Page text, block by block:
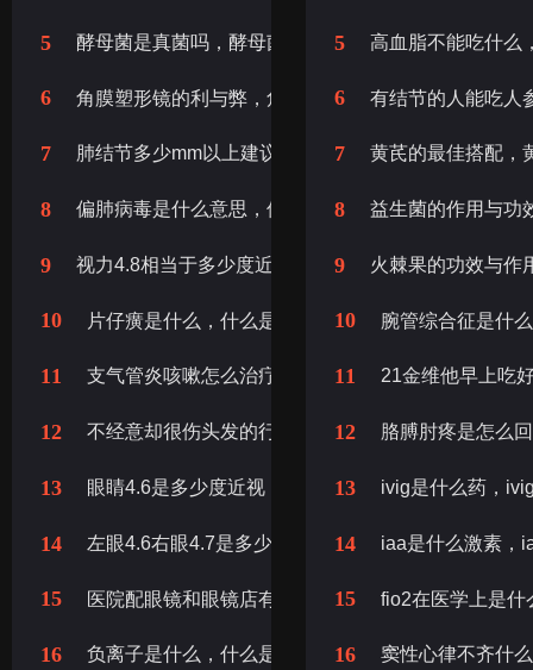
5 酵母菌是真菌吗，酵母菌属于真菌吗
6 角膜塑形镜的利与弊，角膜塑形镜的危害
7 肺结节多少mm以上建议手术，肺部结节多少mm以上
8 偏肺病毒是什么意思，偏肺病毒是什么症状
9 视力4.8相当于多少度近视，4.8的视力相当于近视多少
10 片仔癀是什么，什么是片仔癀
11 支气管炎咳嗽怎么治疗才能除根，支气管炎怎么治好
12 不经意却很伤头发的行为，不经意伤头发的行为
13 眼睛4.6是多少度近视，视力4.6是近视多少度
14 左眼4.6右眼4.7是多少度近视，右眼4.6左眼4.7是近
15 医院配眼镜和眼镜店有什么区别，眼镜店和医院配眼
16 负离子是什么，什么是负离子
5 高血脂不能吃什么
6 有结节的人能吃人
7 黄芪的最佳搭配，
8 益生菌的作用与功
9 火棘果的功效与作
10 腕管综合征是什
11 21金维他早上吃
12 胳膊肘疼是怎么
13 ivig是什么药，
14 iaa是什么激素，
15 fio2在医学上是什
16 窦性心律不齐什